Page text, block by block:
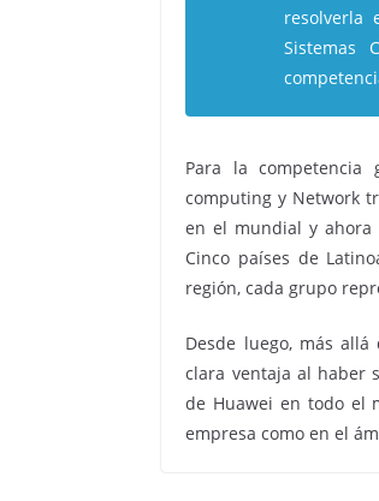
resolverla
Sistemas
Para la competencia
computing y Network
en el mundial y ahora
Cinco países de
región, cada grupo
Desde luego, más
clara ventaja al haber
de Huawei en todo el
empresa como en el